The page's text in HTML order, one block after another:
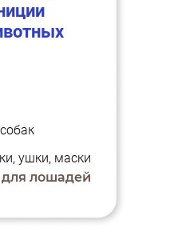
ушки, маски
для лошадей